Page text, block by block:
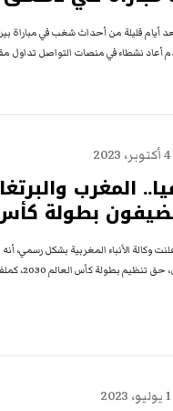
أيام قليلة من أحداث شغب في مباراة
أعاد نشطاء في منصات التواصل
4 أكتوبر، 2023
المغرب
بطولة كأس
وكالة الأنباء المغربية بشكل رسمي،
بطولة كأس العالم 2030، كملف وحيد تم تقديمه…
1 يوليو، 2023